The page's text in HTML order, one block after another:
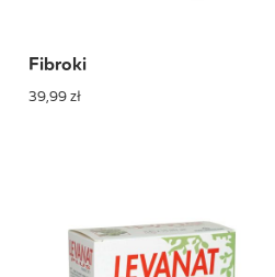
Fibroki
39,99 zł